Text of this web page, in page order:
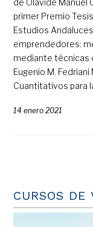
primer Premio
Estudios
emprendedores:
mediante técnicas
Eugenio M.
Cuantitativos para
14 enero 2021
CURSOS DE